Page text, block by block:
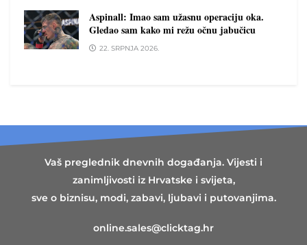
Aspinall: Imao sam užasnu operaciju oka.
Gledao sam kako mi režu očnu jabučicu
22. SRPNJA 2026.
Vaš preglednik dnevnih događanja. Vijesti i
zanimljivosti iz Hrvatske i svijeta,
sve o biznisu, modi, zabavi, ljubavi i putovanjima.
online.sales@clicktag.hr